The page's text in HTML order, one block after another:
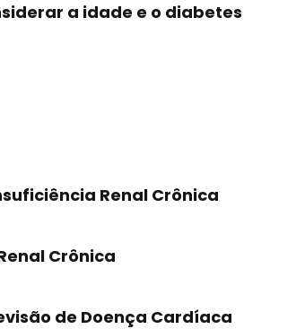
a idade e o diabetes
Renal Crônica
Crônica
de Doença Cardíaca